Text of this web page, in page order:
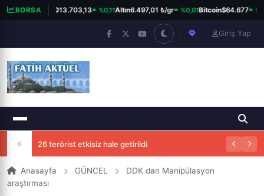
BORSA
BIST 10013.703,13 %0,11Altın6.497,01 ₺/gr %0,01Bitcoin$64.677
Giriş Yap
26 terörist etkisiz hale getirildi
Anasayfa GÜNCEL
DDK dan Manipülasyon
araştırması